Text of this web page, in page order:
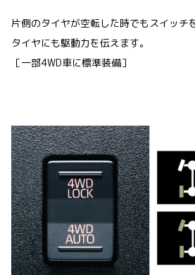
片側のタイヤが空転した時でもスイッチ
タイヤにも駆動力を伝えます｡
［一部4WD車に標準装備］